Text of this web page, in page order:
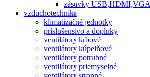
zásuvky USB,HDMI,VGA
vzduchotechnika
klimatizačné jednotky
príslušenstvo a doplnky
ventilátory krbové
ventilátory kúpelňové
ventilátory potrubné
ventilátory priemyselné
ventilátory stropné